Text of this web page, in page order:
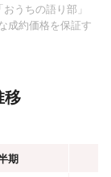
うちの語り部」
成約価格を保証す
移
期